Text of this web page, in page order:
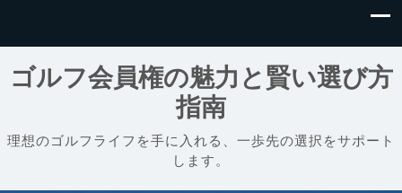
ゴルフ会員権の魅力と賢い選び方
指南
理想のゴルフライフを手に入れる、一歩先の選択をサポート
します。